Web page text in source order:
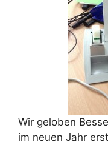
Wir geloben
im neuen Jahr